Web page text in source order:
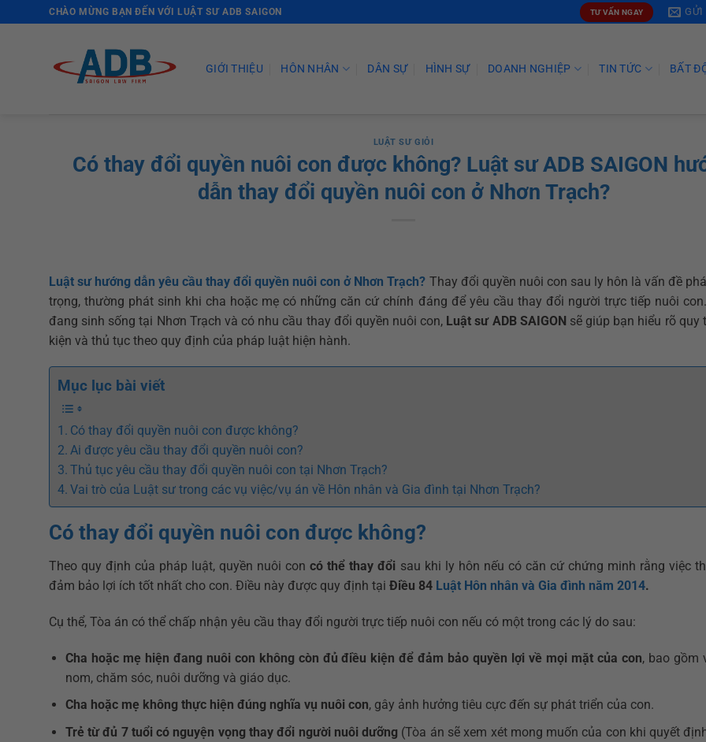
CHÀO MỪNG BẠN ĐẾN VỚI LUẬT SƯ ADB SAIGON TƯ VẤN NGAY GỬI
GIỚI THIỆU HÔN NHÂN DÂN SỰ HÌNH SỰ DOANH NGHIỆP TIN TỨC BẤT
LUẬT SƯ GIỎI
Có thay đổi quyền nuôi con được không? Luật sư ADB SAIGON
dẫn thay đổi quyền nuôi con ở Nhơn Trạch?
Luật sư hướng dẫn yêu cầu thay đổi quyền nuôi con ở Nhơn Trạch? Thay đổi quyền nuôi con sau ly hôn là vấn đề
trọng, thường phát sinh khi cha hoặc mẹ có những căn cứ chính đáng để yêu cầu thay đổi người trực tiếp nuôi
đang sinh sống tại Nhơn Trạch và có nhu cầu thay đổi quyền nuôi con, Luật sư ADB SAIGON sẽ giúp bạn hiểu rõ quy
kiện và thủ tục theo quy định của pháp luật hiện hành.
Mục lục bài viết
Có thay đổi quyền nuôi con được không?
Ai được yêu cầu thay đổi quyền nuôi con?
Thủ tục yêu cầu thay đổi quyền nuôi con tại Nhơn Trạch?
Vai trò của Luật sư trong các vụ việc/vụ án về Hôn nhân và Gia đình tại Nhơn Trạch?
Có thay đổi quyền nuôi con được không?
Theo quy định của pháp luật, quyền nuôi concó thể thay đổi sau khi ly hôn nếu có căn cứ chứng minh rằng việc
đảm bảo lợi ích tốt nhất cho con. Điều này được quy định tại Điều 84 Luật Hôn nhân và Gia đình năm 2014.
Cụ thể, Tòa án có thể chấp nhận yêu cầu thay đổi người trực tiếp nuôi con nếu có một trong các lý do sau:
Cha hoặc mẹ hiện đang nuôi con không còn đủ điều kiện để đảm bảo quyền lợi về mọi mặt của con, bao gồm
nom, chăm sóc, nuôi dưỡng và giáo dục.
Cha hoặc mẹ không thực hiện đúng nghĩa vụ nuôi con, gây ảnh hưởng tiêu cực đến sự phát triển của con.
Trẻ từ đủ 7 tuổi có nguyện vọng thay đổi người nuôi dưỡng (Tòa án sẽ xem xét mong muốn của con khi quyết